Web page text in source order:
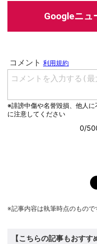
Googleニュ
※記事内容は執筆時点のもので
【こちらの記事もおすす